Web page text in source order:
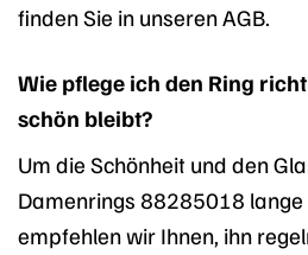
finden Sie in unseren AGB.
Wie pflege ich den Ring
schön bleibt?
Um die Schönheit und den
Damenrings 88285018 lange
empfehlen wir Ihnen, ihn